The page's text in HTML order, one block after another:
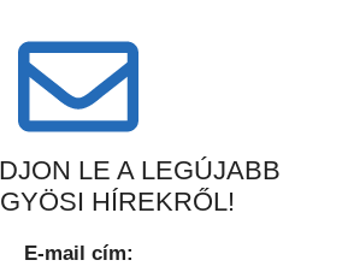
LE A LEGÚJABB
HÍREKRŐL!
E-mail cím: